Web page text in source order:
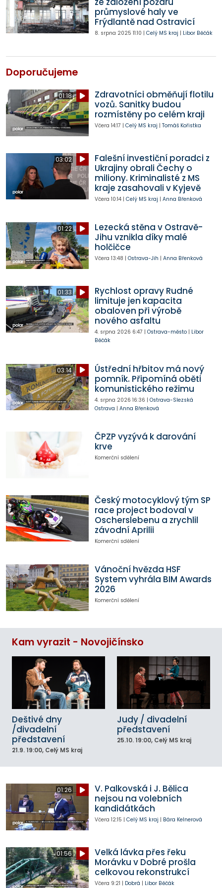
průmyslové haly ve
Frýdlantě nad Ostravicí
8. srpna 2025 11:10 | Celý MS kraj | Libor Běčák
Doporučujeme
01:18
Zdravotníci obměňují flotilu
vozů. Sanitky budou
rozmístěny po celém kraji
Včera 14:17 | Celý MS kraj | Tomáš Kořistka
03:02
Falešní investiční poradci z
Ukrajiny obrali Čechy o
miliony. Kriminalisté z MS
kraje zasahovali v Kyjevě
Včera 10:14| Celý MS kraj | Anna Břenková
01:22
Lezecká stěna v Ostravě-
Jihu vznikla díky malé
holčičce
Včera 13:48 | Ostrava-Jih | Anna Břenková
01:33
Rychlost opravy Rudné
limituje jen kapacita
obaloven při výrobě
nového asfaltu
4. srpna 2026 6:47 | Ostrava-město| Libor
Běčák
03:14
Ústřední hřbitov má nový
pomník. Připomíná oběti
komunistického režimu
4. srpna 2026 16:36 | Ostrava-Slezská
Ostrava | Anna Břenková
ČPZP vyzývá k darování
krve
Komerční sdělení
Český motocyklový tým SP
race project bodoval v
Oscherslebenu a zrychlil
závodní Aprilii
Komerční sdělení
Vánoční hvězda HSF
System vyhrála BIM Awards
2026
Komerční sdělení
Kam vyrazit - Novojičínsko
Deštivé dny
/divadelní
představení
21.9. 19:00, Celý MS kraj
Judy / divadelní
představení
25.10. 19:00, Celý MS kraj
01:26
V. Palkovská i J. Bělica
nejsou na volebních
kandidátkách
Včera 12:15 | Celý MS kraj | Bára Kelnerová
01:56
Velká lávka přes řeku
Morávku v Dobré prošla
celkovou rekonstrukcí
Včera 9:21 | Dobrá | Libor Běčák